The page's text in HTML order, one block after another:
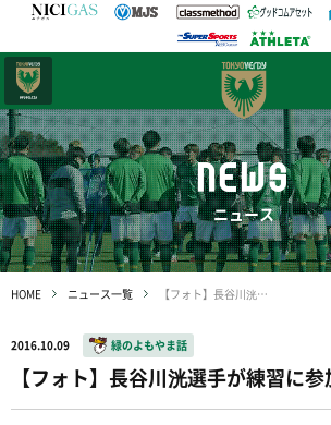
NEWS
ニュース
HOME ニュース一覧 【フォト】長谷川洸選手が練習に参加しました！
2016.10.09 緑のよもやま話
【フォト】長谷川洸選手が練習に参